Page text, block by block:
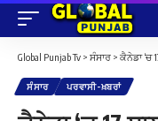
Global Punjab Tv > ਸੰਸਾਰ > ਕੈਨੇਡਾ ‘ਚ
ਸੰਸਾਰ ਪਰਵਾਸੀ-ਖ਼ਬਰਾਂ